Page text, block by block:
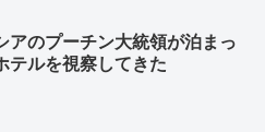
アのプーチン大統領が泊まっ
テルを視察してきた